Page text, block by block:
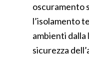
oscuramento
l’isolamento
ambienti dalla
sicurezza